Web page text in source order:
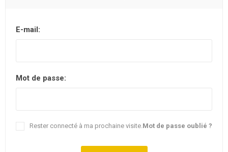
E-mail:
Mot de passe:
Mot de passe oublié ?
Rester connecté à ma prochaine visite.